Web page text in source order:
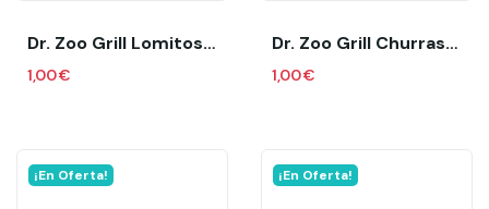
Dr. Zoo Grill Lomitos 50 Gr
1,00 €
Dr. Zoo Grill Churrasquitos 50 Gr
1,00 €
¡En Oferta! ¡En Oferta!